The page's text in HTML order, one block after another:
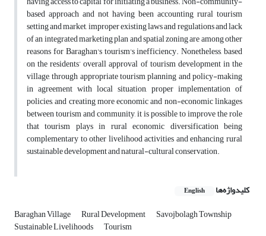
based approach and not having been accounting rural tourism
setting and market, improper existing laws and regulations and lack
of an integrated marketing plan and spatial zoning are among other
reasons for Baraghan's tourism's inefficiency. Nonetheless, based
on the residents’ overall approval of tourism development in the
village, through appropriate tourism planning and policy-making
in agreement with local situation, proper implementation of
policies, and creating more economic and non-economic linkages
between tourism and community, it is possible to improve the role
that tourism plays in rural economic diversification being
complementary to other livelihood activities and enhancing rural
sustainable development and natural-cultural conservation.
کلیدواژه‌ها English
Baraghan Village Rural Development Savojbolagh Township
Sustainable Livelihoods Tourism